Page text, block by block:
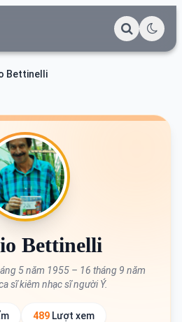
Bettinelli
Bettinelli
5 năm 1955 – 16 tháng 9 năm
sĩ kiêm nhạc sĩ người Ý.
489Lượt xem